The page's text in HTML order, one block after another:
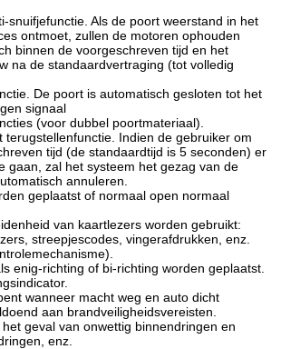
snuifjefunctie. Als de poort weerstand in het
ontmoet, zullen de motoren ophouden
binnen de voorgeschreven tijd en het
na de standaardvertraging (tot volledig
De poort is automatisch gesloten tot het
signaal
(voor dubbel poortmateriaal).
terugstellenfunctie. Indien de gebruiker om
tijd (de standaardtijd is 5 seconden) er
gaan, zal het systeem het gezag van de
annuleren.
geplaatst of normaal open normaal
van kaartlezers worden gebruikt:
streepjescodes, vingerafdrukken, enz.
enig-richting of bi-richting worden geplaatst.
wanneer macht weg en auto dicht
aan brandveiligheidsvereisten.
geval van onwettig binnendringen en
enz.